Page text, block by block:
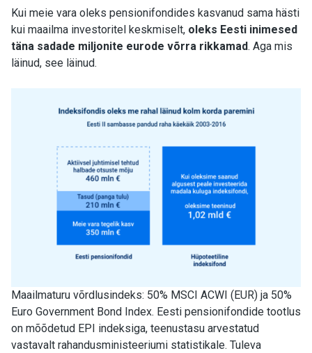
Kui meie vara oleks pensionifondides kasvanud sama hästi
kui maailma investoritel keskmiselt, oleks Eesti inimesed
täna sadade miljonite eurode võrra rikkamad. Aga mis
läinud, see läinud.
Maailmaturu võrdlusindeks: 50% MSCI ACWI (EUR) ja 50%
Euro Government Bond Index. Eesti pensionifondide tootlus
on mõõdetud EPI indeksiga, teenustasu arvestatud
vastavalt rahandusministeeriumi statistikale. Tuleva